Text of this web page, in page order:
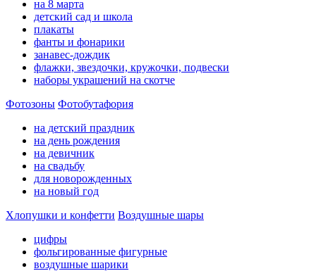
на 8 марта
детский сад и школа
плакаты
фанты и фонарики
занавес-дождик
флажки, звездочки, кружочки, подвески
наборы украшений на скотче
Фотозоны Фотобутафория
на детский праздник
на день рождения
на девичник
на свадьбу
для новорожденных
на новый год
Хлопушки и конфетти Воздушные шары
цифры
фольгированные фигурные
воздушные шарики